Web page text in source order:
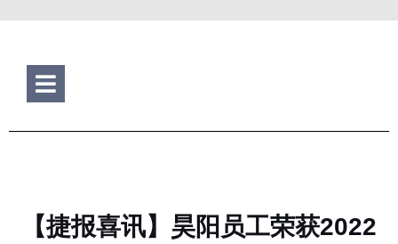
Hamburger Toggle Menu
【捷报喜讯】昊阳员工荣获2022